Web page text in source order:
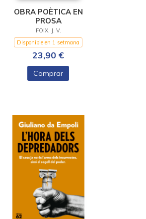
OBRA POÈTICA EN
PROSA
FOIX, J. V.
Disponible en 1 setmana
23,90 €
Comprar